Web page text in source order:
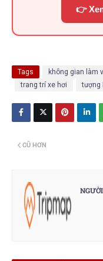
👉
Tags không gian làm
trang trí xe hơi
tượng
CŨ HƠN